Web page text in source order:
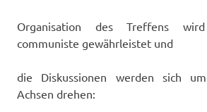
Organisation des Treffens
communiste gewährleistet und
die Diskussionen werden sich
Achsen drehen: